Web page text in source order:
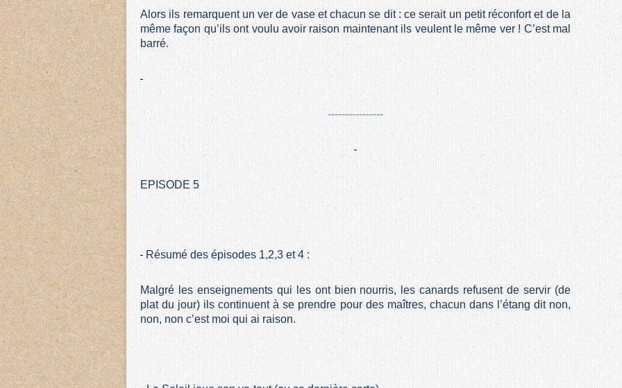
Alors ils remarquent un ver de vase et chacun se dit : ce serait un petit réconfort et de la
même façon qu’ils ont voulu avoir raison maintenant ils veulent le même ver ! C’est mal
barré.
----------------
EPISODE 5
Résumé des épisodes 1,2,3 et 4 :
Malgré les enseignements qui les ont bien nourris, les canards refusent de servir (de
plat du jour) ils continuent à se prendre pour des maîtres, chacun dans l’étang dit non,
non, non c’est moi qui ai raison.